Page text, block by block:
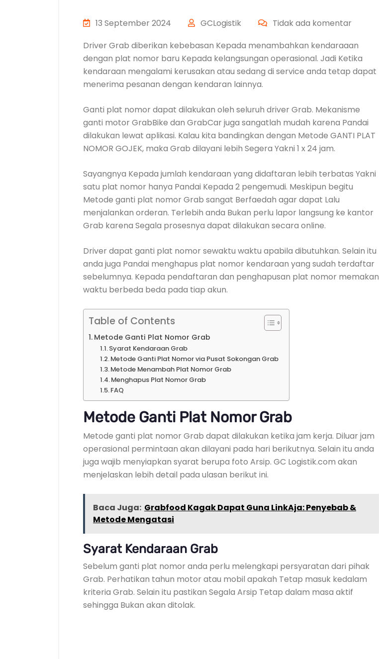
13 September 2024 GCLogistik
Tidak ada komentar
Driver Grab diberikan kebebasan Kepada menambahkan kendaraaan
dengan plat nomor baru Kepada kelangsungan operasional. Jadi Ketika
kendaraan mengalami kerusakan atau sedang di service anda tetap dapat
menerima pesanan dengan kendaran lainnya.
Ganti plat nomor dapat dilakukan oleh seluruh driver Grab. Mekanisme
ganti motor GrabBike dan GrabCar juga sangatlah mudah karena Pandai
dilakukan lewat aplikasi. Kalau kita bandingkan dengan Metode GANTI PLAT
NOMOR GOJEK, maka Grab dilayani lebih Segera Yakni 1 x 24 jam.
Sayangnya Kepada jumlah kendaraan yang didaftaran lebih terbatas Yakni
satu plat nomor hanya Pandai Kepada 2 pengemudi. Meskipun begitu
Metode ganti plat nomor Grab sangat Berfaedah agar dapat Lalu
menjalankan orderan. Terlebih anda Bukan perlu lapor langsung ke kantor
Grab karena Segala prosesnya dapat dilakukan secara online.
Driver dapat ganti plat nomor sewaktu waktu apabila dibutuhkan. Selain itu
anda juga Pandai menghapus plat nomor kendaraan yang sudah terdaftar
sebelumnya. Kepada pendaftaran dan penghapusan plat nomor memakan
waktu berbeda beda pada tiap akun.
Table of Contents
Metode Ganti Plat Nomor Grab
Syarat Kendaraan Grab
Metode Ganti Plat Nomor via Pusat Sokongan Grab
Metode Menambah Plat Nomor Grab
Menghapus Plat Nomor Grab
FAQ
Metode Ganti Plat Nomor Grab
Metode ganti plat nomor Grab dapat dilakukan ketika jam kerja. Diluar jam
operasional permintaan akan dilayani pada hari berikutnya. Selain itu anda
juga wajib menyiapkan syarat berupa foto Arsip. GC Logistik.com akan
menjelaskan lebih detail pada ulasan berikut ini.
Baca Juga: Grabfood Kagak Dapat Guna LinkAja: Penyebab &
Metode Mengatasi
Syarat Kendaraan Grab
Sebelum ganti plat nomor anda perlu melengkapi persyaratan dari pihak
Grab. Perhatikan tahun motor atau mobil apakah Tetap masuk kedalam
kriteria Grab. Selain itu pastikan Segala Arsip Tetap dalam masa aktif
sehingga Bukan akan ditolak.